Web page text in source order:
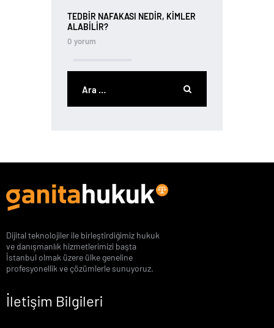
TEDBIR NAFAKASI NEDIR, KIMLER
ALABILIR?
0 yorum
Dijital teknolojiler ile birleştirdiğimiz hukuk
ve danışmanlık hizmetlerimizi başta
İstanbul olmak üzere ülke geneline
profesyonellik ve çözümlerle sunuyoruz.
İletişim Bilgileri